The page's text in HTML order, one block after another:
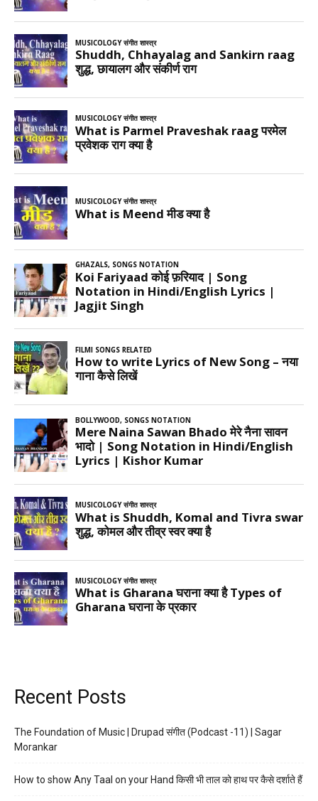
Recent Posts
The Foundation of Music | Drupad संगीत (Podcast -11) | Sagar
Morankar
How to show Any Taal on your Hand किसी भी ताल को हाथ पर कैसे दर्शाते हैं